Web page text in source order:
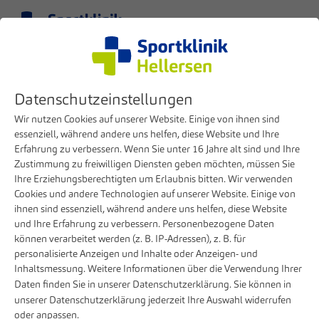
Patients & Visitors Before your stay Inpatient admission
Inpatient admission
Datenschutzeinstellungen
Wir nutzen Cookies auf unserer Website. Einige von ihnen sind
essenziell, während andere uns helfen, diese Website und Ihre
Erfahrung zu verbessern. Wenn Sie unter 16 Jahre alt sind und Ihre
Zustimmung zu freiwilligen Diensten geben möchten, müssen Sie
Ihre Erziehungsberechtigten um Erlaubnis bitten. Wir verwenden
Cookies und andere Technologien auf unserer Website. Einige von
ihnen sind essenziell, während andere uns helfen, diese Website
und Ihre Erfahrung zu verbessern. Personenbezogene Daten
können verarbeitet werden (z. B. IP-Adressen), z. B. für
personalisierte Anzeigen und Inhalte oder Anzeigen- und
Inhaltsmessung. Weitere Informationen über die Verwendung Ihrer
Daten finden Sie in unserer Datenschutzerklärung. Sie können in
unserer Datenschutzerklärung jederzeit Ihre Auswahl widerrufen
oder anpassen.